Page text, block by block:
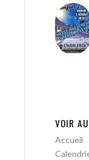
VOIR
Accueil